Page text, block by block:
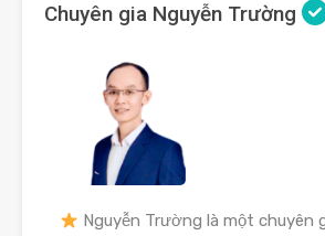
Chuyên gia Nguyễn Trường
Nguyễn Trường là một chuyên